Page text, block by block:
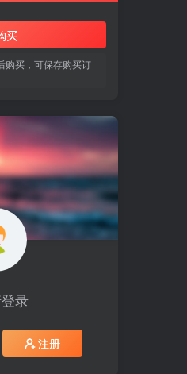
买
购买，可保存购买订
录
注册